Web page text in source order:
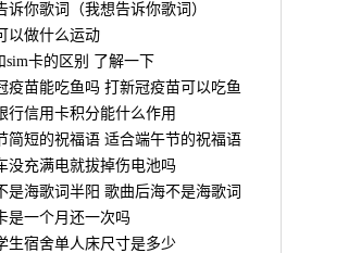
诉你歌词（我想告诉你歌词）
以做什么运动
sim卡的区别 了解一下
疫苗能吃鱼吗 打新冠疫苗可以吃鱼
行信用卡积分能什么作用
简短的祝福语 适合端午节的祝福语
没充满电就拔掉伤电池吗
是海歌词半阳 歌曲后海不是海歌词
是一个月还一次吗
生宿舍单人床尺寸是多少